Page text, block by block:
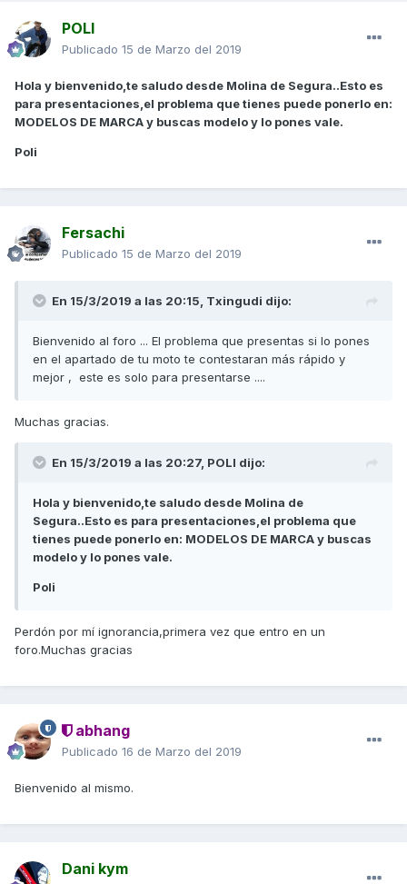
POLI
Publicado 15 de Marzo del 2019
Hola y bienvenido,te saludo desde Molina de Segura..Esto es
para presentaciones,el problema que tienes puede ponerlo en:
MODELOS DE MARCA y buscas modelo y lo pones vale.
Poli
Fersachi
Publicado 15 de Marzo del 2019
En 15/3/2019 a las 20:15, Txingudi dijo:
Bienvenido al foro ... El problema que presentas si lo pones
en el apartado de tu moto te contestaran más rápido y
mejor , este es solo para presentarse ....
Muchas gracias.
En 15/3/2019 a las 20:27, POLI dijo:
Hola y bienvenido,te saludo desde Molina de
Segura..Esto es para presentaciones,el problema que
tienes puede ponerlo en: MODELOS DE MARCA y buscas
modelo y lo pones vale.
Poli
Perdón por mí ignorancia,primera vez que entro en un
foro.Muchas gracias
abhang
Publicado 16 de Marzo del 2019
Bienvenido al mismo.
Dani kym